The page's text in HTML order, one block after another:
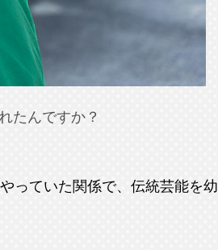
たんですか？
っていた関係で、伝統芸能を幼